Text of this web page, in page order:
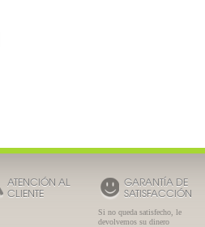
ATENCIÓN AL
CLIENTE
GARANTÍA DE
SATISFACCIÓN
Si no queda satisfecho, le
devolvemos su dinero